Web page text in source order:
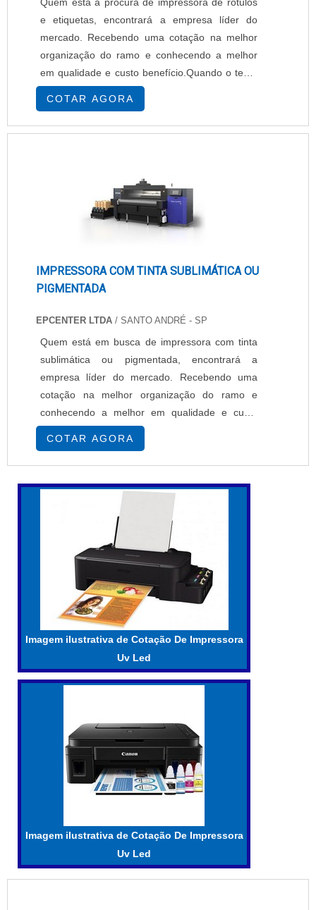
e etiquetas, encontrará a empresa líder do
mercado. Recebendo uma cotação na melhor
organização do ramo e conhecendo a melhor
em qualidade e custo benefício.Quando o tema
é impressora de rótulos e etiquetas, com os
melhores profissionais da EPcenter atingirá
excelente custo-benefício com pagamento
muitas maneiras eficientes de ...
COTAR AGORA
IMPRESSORA COM TINTA SUBLIMÁTICA OU
PIGMENTADA
EPCENTER LTDA / SANTO ANDRÉ - SP
Quem está em busca de impressora com tinta
sublimática ou pigmentada, encontrará a
empresa líder do mercado. Recebendo uma
cotação na melhor organização do ramo e
conhecendo a melhor em qualidade e custo
benefício.MAIS SOBRE IMPRESSORA COM
TINTA SUBLIMÁTICA OU PIGMENTADASe
alguém busca por impressoras com tinta
sublimática ou pigmentada em uma empresa
segura, descobre a EPcenter. É possível
encontrar impressoras têxteis e impressoras
COTAR AGORA
Imagem ilustrativa de Cotação De Impressora
Uv Led
Imagem ilustrativa de Cotação De Impressora
Uv Led